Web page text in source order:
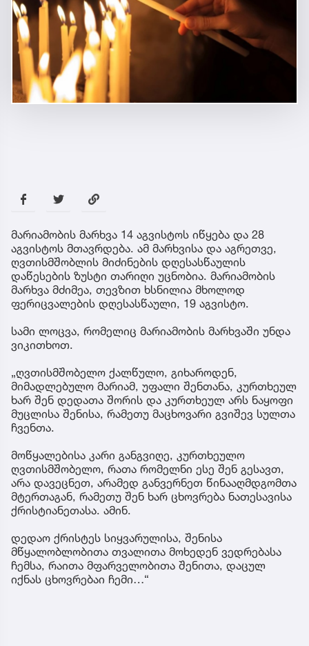
მარიამობის მარხვა 14 აგვისტოს იწყება და 28
აგვისტოს მთავრდება. ამ მარხვისა და აგრეთვე,
ღვთისმშობლის მიძინების დღესასწაულის
დაწესების ზუსტი თარიღი უცნობია. მარიამობის
მარხვა მძიმეა, თევზით ხსნილია მხოლოდ
ფერიცვალების დღესასწაული, 19 აგვისტო.
სამი ლოცვა, რომელიც მარიამობის მარხვაში უნდა
ვიკითხოთ.
„ღვთისმშობელო ქალწულო, გიხაროდენ,
მიმადლებულო მარიამ, უფალი შენთანა, კურთხეულ
ხარ შენ დედათა შორის და კურთხეულ არს ნაყოფი
მუცლისა შენისა, რამეთუ მაცხოვარი გვიშევ სულთა
ჩვენთა.
მოწყალებისა კარი განგვიღე, კურთხეულო
ღვთისმშობელო, რათა რომელნი ესე შენ გესავთ,
არა დავეცნეთ, არამედ განვერნეთ წინააღმდგომთა
მტერთაგან, რამეთუ შენ ხარ ცხოვრება ნათესავისა
ქრისტიანეთასა. ამინ.
დედაო ქრისტეს სიყვარულისა, შენისა
მწყალობლობითა თვალითა მოხედენ ვედრებასა
ჩემსა, რაითა მფარველობითა შენითა, დაცულ
იქნას ცხოვრებაი ჩემი…“